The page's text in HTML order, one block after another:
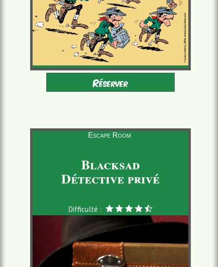
Adultes - Enfants 8-16
2 à 6 joueurs
à partir de 22,00 €/pers. 60 minutes
Réserver
Escape Room
Blacksad
Détective privé
Difficulté :